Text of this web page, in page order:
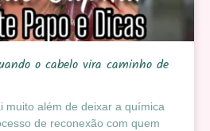
o cabelo vira caminho de
muito além de deixar a química
de reconexão com quem